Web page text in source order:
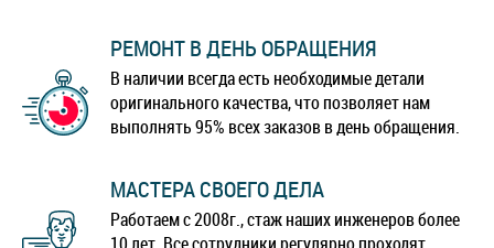
РЕМОНТ В ДЕНЬ ОБРАЩЕНИЯ
В наличии всегда есть необходимые детали
оригинального качества, что позволяет нам
выполнять 95% всех заказов в день обращения.
МАСТЕРА СВОЕГО ДЕЛА
Работаем с 2008г., стаж наших инженеров более